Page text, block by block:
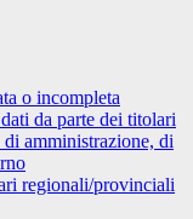
o incompleta
da parte dei titolari
amministrazione, di
regionali/provinciali